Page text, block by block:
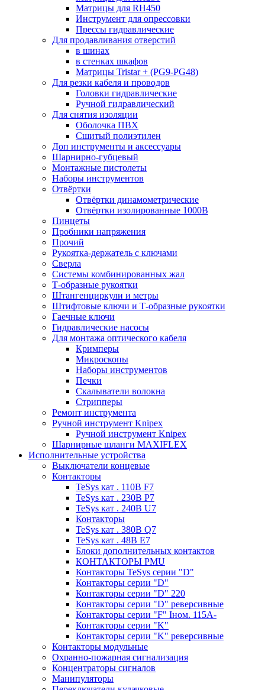
Матрицы для RH450
Инструмент для опрессовки
Прессы гидравлические
Для продавливания отверстий
в шинах
в стенках шкафов
Матрицы Tristar + (PG9-PG48)
Для резки кабеля и проводов
Головки гидравлические
Ручной гидравлический
Для снятия изоляции
Оболочка ПВХ
Сшитый полиэтилен
Доп инструменты и аксессуары
Шарнирно-губцевый
Монтажные пистолеты
Наборы инструментов
Отвёртки
Отвёртки динамометрические
Отвёртки изолированные 1000В
Пинцеты
Пробники напряжения
Прочий
Рукоятка-держатель с ключами
Сверла
Системы комбинированных жал
Т-образные рукоятки
Штангенциркули и метры
Штифтовые ключи и Т-образные рукоятки
Гаечные ключи
Гидравлические насосы
Для монтажа оптического кабеля
Кримперы
Микроскопы
Наборы инструментов
Печки
Скалыватели волокна
Стрипперы
Ремонт инструмента
Ручной инструмент Knipex
Ручной инструмент Knipex
Шарнирные шланги MAXIFLEX
Исполнительные устройства
Выключатели концевые
Контакторы
TeSys кат . 110В F7
TeSys кат . 230В P7
TeSys кат . 240В U7
Контакторы
TeSys кат . 380В Q7
TeSys кат . 48В E7
Блоки дополнительных контактов
КОНТАКТОРЫ PMU
Контакторы TeSys серии "D"
Контакторы серии "D"
Контакторы серии "D" 220
Контакторы серии "D" реверсивные
Контакторы серии "F" Iном. 115А-
Контакторы серии "K"
Контакторы серии "K" реверсивные
Контакторы модульные
Охранно-пожарная сигнализация
Концентраторы сигналов
Манипуляторы